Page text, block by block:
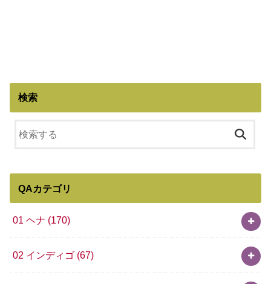
検索
QAカテゴリ
01 ヘナ (170)
02 インディゴ (67)